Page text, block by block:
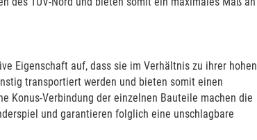
Eigenschaft auf, dass sie im Verhältnis zu ihrer hohen
transportiert werden und bieten somit einen
Konus-Verbindung der einzelnen Bauteile machen die
und garantieren folglich eine unschlagbare